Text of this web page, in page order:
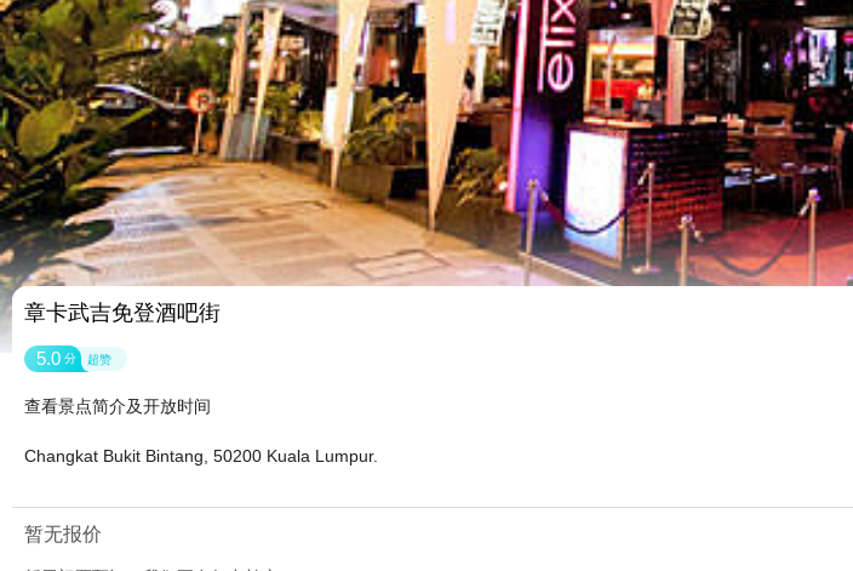
章卡武吉免登酒吧街
5.0 分 超赞
查看景点简介及开放时间
Changkat Bukit Bintang, 50200 Kuala Lumpur.
暂无报价